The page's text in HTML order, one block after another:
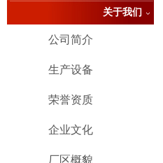
关于我们
公司简介
生产设备
荣誉资质
企业文化
厂区概貌